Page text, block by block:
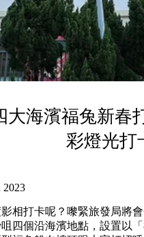
大海濱福兔新
彩燈光打
2023
相打卡呢？嚟緊旅發局將
四個沿海濱地點，設置以